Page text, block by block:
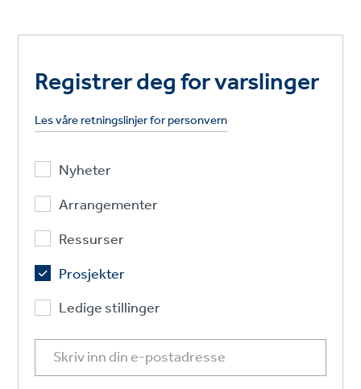
Registrer deg for varslinger
Les våre retningslinjer for personvern
Nyheter
Arrangementer
Ressurser
Prosjekter
Ledige stillinger